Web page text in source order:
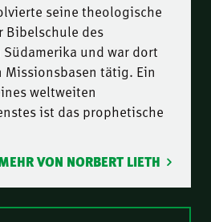
seine theologische
Bibelschule des
und war dort
Missionsbasen tätig. Ein
weltweiten
ist das prophetische
VON NORBERT LIETH